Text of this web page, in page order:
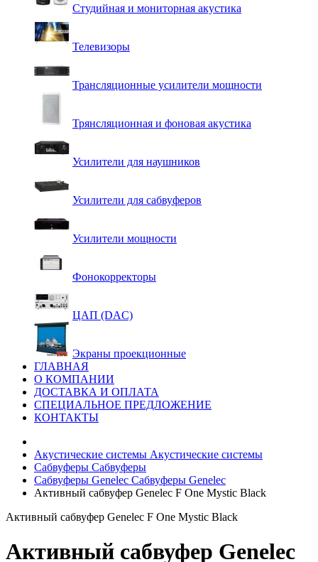
Студийная и мониторная акустика
Телевизоры
Трансляционные усилители мощности
Трянсляционная и фоновая акустика
Усилители для наушников
Усилители для сабвуферов
Усилители мощности
Фонокорректоры
ЦАП (DAC)
Экраны проекционные
ГЛАВНАЯ
О КОМПАНИИ
ДОСТАВКА И ОПЛАТА
СПЕЦИАЛЬНОЕ ПРЕДЛОЖЕНИЕ
КОНТАКТЫ
Акустические системы Акустические системы
Сабвуферы Сабвуферы
Сабвуферы Genelec Сабвуферы Genelec
Активный сабвуфер Genelec F One Mystic Black
Активный сабвуфер Genelec F One Mystic Black
Активный сабвуфер Genelec